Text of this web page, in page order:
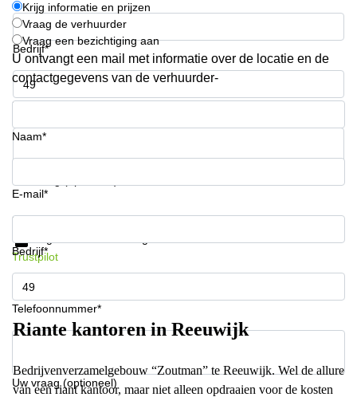
Coworking
Haarlem
Kantoor
Huren
in
Hengelo
Bedrijfsruimte
Huren in
Nijmegen
Bedrijf*
Telefoonnummer*
Krijg informatie en prijzen
Vraag de verhuurder
Vraag een bezichtiging aan
U ontvangt een mail met informatie over de locatie en de
contactgegevens van de verhuurder-
Naam*
E-mail*
Bedrijf*
Telefoonnummer*
Uw vraag (optioneel)
Krijg informatie en prijzen
Trustpilot
Riante kantoren in Reeuwijk
Bedrijvenverzamelgebouw “Zoutman” te Reeuwijk. Wel de allure
van een riant kantoor, maar niet alleen opdraaien voor de kosten